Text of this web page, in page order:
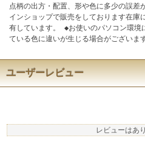
点柄の出方・配置、形や色に多少の誤
インショップで販売をしております在庫
有しています。 ◆お使いのパソコン環境
ている色に違いが生じる場合がございま
ユーザーレビュー
レビューはあ